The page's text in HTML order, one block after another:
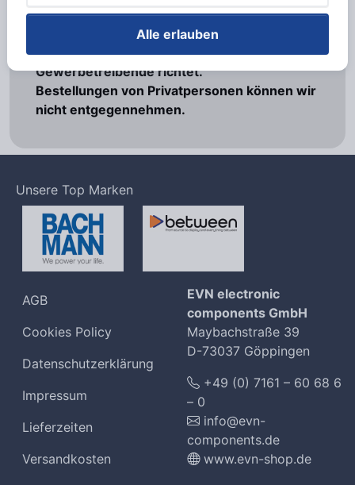
Wir weisen darauf hin, dass sich unser
Angebot ausschließlich an Unternehmen und
Gewerbetreibende richtet.
Bestellungen von Privatpersonen können wir
nicht entgegennehmen.
Unsere Top Marken
AGB
Cookies Policy
Datenschutzerklärung
Impressum
Lieferzeiten
Versandkosten
EVN electronic
components GmbH
Maybachstraße 39
D-73037 Göppingen
+49 (0) 7161 – 60 68 6
– 0
info@evn-
components.de
www.evn-shop.de
Alle erlauben